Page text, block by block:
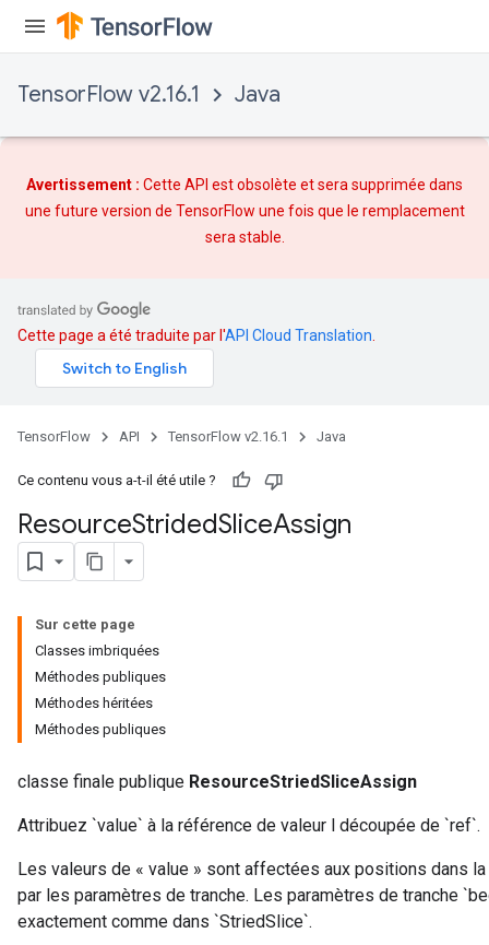
TensorFlow v2.16.1 Java
Avertissement : Cette API est obsolète et sera supprimée dans
une future version de TensorFlow une fois que le remplacement
sera stable.
Cette page a été traduite par l'API Cloud Translation
TensorFlow API TensorFlow v2.16.1 Java
Ce contenu vous a-t-il été utile ?
ResourceStridedSliceAssign
Sur cette page
Classes imbriquées
Méthodes publiques
Méthodes héritées
Méthodes publiques
classe finale publique ResourceStriedSliceAssign
Attribuez `value` à la référence de valeur l découpée de `ref`.
Les valeurs de « value » sont affectées aux positions dans
par les paramètres de tranche. Les paramètres de tranche
exactement comme dans `StriedSlice`.